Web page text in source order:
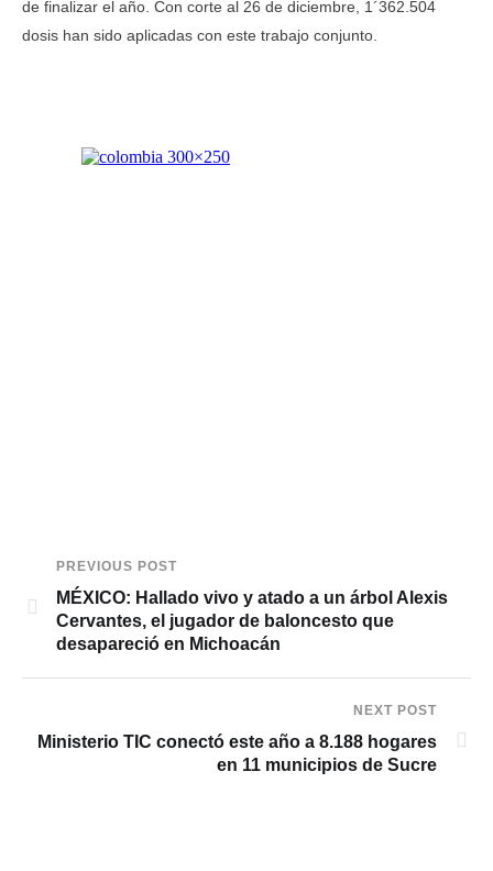
de finalizar el año. Con corte al 26 de diciembre, 1´362.504
dosis han sido aplicadas con este trabajo conjunto.
PREVIOUS POST
MÉXICO: Hallado vivo y atado a un árbol Alexis
Cervantes, el jugador de baloncesto que
desapareció en Michoacán
NEXT POST
Ministerio TIC conectó este año a 8.188 hogares
en 11 municipios de Sucre